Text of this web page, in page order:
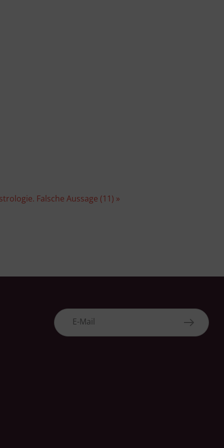
Falsche Aussage (11) »